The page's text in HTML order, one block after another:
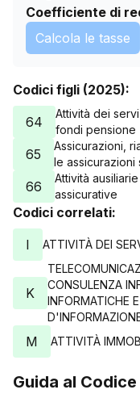
Coefficiente di
Calcola le tasse
Codici figli (2025):
64
Attività dei
fondi pensione
65
Assicurazioni,
le assicurazioni
66
Attività
assicurative
Codici correlati:
I
ATTIVITÀ DEI
K
CONSULENZA
INFORMATICHE
M ATTIVITÀ
Guida al Codice